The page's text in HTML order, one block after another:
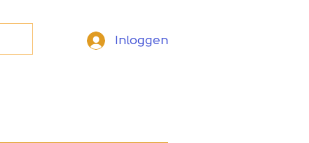
Inloggen